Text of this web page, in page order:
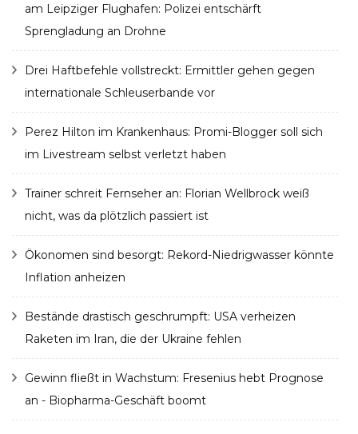
am Leipziger Flughafen: Polizei entschärft
Sprengladung an Drohne
Drei Haftbefehle vollstreckt: Ermittler gehen gegen
internationale Schleuserbande vor
Perez Hilton im Krankenhaus: Promi-Blogger soll sich
im Livestream selbst verletzt haben
Trainer schreit Fernseher an: Florian Wellbrock weiß
nicht, was da plötzlich passiert ist
Ökonomen sind besorgt: Rekord-Niedrigwasser könnte
Inflation anheizen
Bestände drastisch geschrumpft: USA verheizen
Raketen im Iran, die der Ukraine fehlen
Gewinn fließt in Wachstum: Fresenius hebt Prognose
an - Biopharma-Geschäft boomt